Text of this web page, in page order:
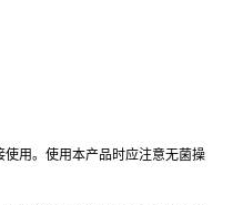
用。使用本产品时应注意无菌操